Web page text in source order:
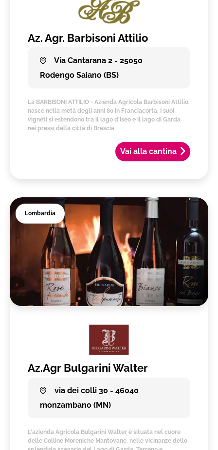
Az. Agr. Barbisoni Attilio
Via Cantarana 2 - 25050
Rodengo Saiano (BS)
Vai alla cantina
La BARBISONI ATTILIO - Azienda Agricola Barbisoni Attilio,
nasce nella metà degli anni 80 in Franciacorta. I suoi
vigneti si estendono tra il lago d'Iseo e il lago di Garda
nei pressi della città di Brescia.
Lombardia
Az.Agr Bulgarini Walter
via dei colli 30 - 46040
monzambano (MN)
L'azienda Agricola Bulgarini Walter è situata nel cuore
delle Colline Moreniche Mantovane, nelle vicinanze dello